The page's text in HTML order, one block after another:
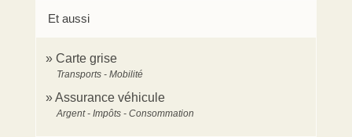
Et aussi
Carte grise
Transports - Mobilité
Assurance véhicule
Argent - Impôts - Consommation